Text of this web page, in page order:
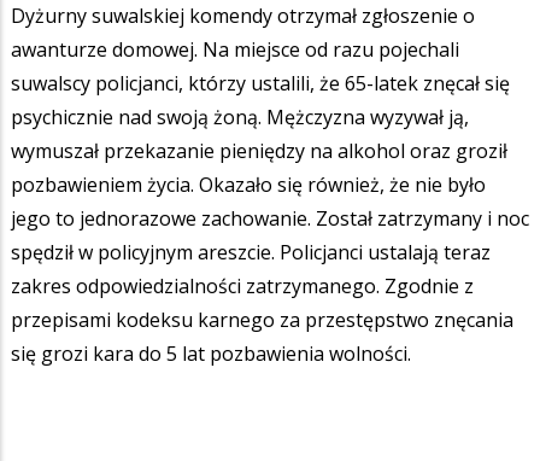
Dyżurny suwalskiej komendy otrzymał zgłoszenie o
awanturze domowej. Na miejsce od razu pojechali
suwalscy policjanci, którzy ustalili, że 65-latek znęcał się
psychicznie nad swoją żoną. Mężczyzna wyzywał ją,
wymuszał przekazanie pieniędzy na alkohol oraz groził
pozbawieniem życia. Okazało się również, że nie było
jego to jednorazowe zachowanie. Został zatrzymany i noc
spędził w policyjnym areszcie. Policjanci ustalają teraz
zakres odpowiedzialności zatrzymanego. Zgodnie z
przepisami kodeksu karnego za przestępstwo znęcania
się grozi kara do 5 lat pozbawienia wolności.